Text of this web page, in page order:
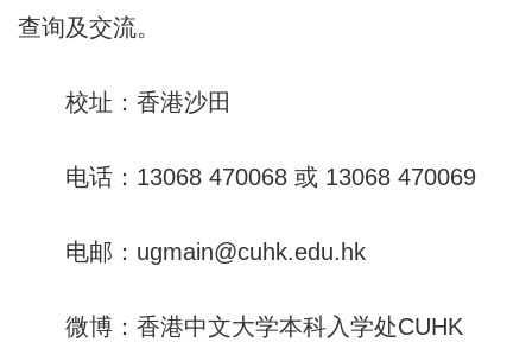
查询及交流。
校址：香港沙田
电话：13068 470068 或 13068 470069
电邮：ugmain@cuhk.edu.hk
微博：香港中文大学本科入学处CUHK